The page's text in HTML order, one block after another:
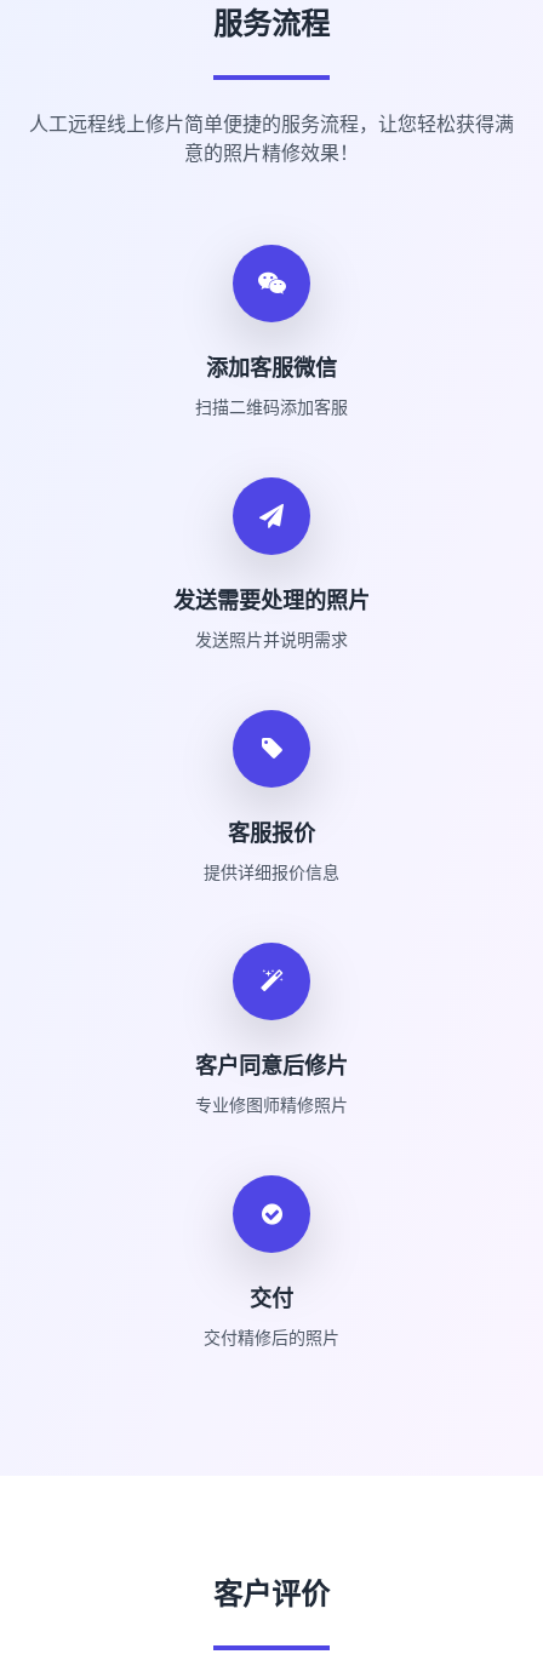
服务流程
人工远程线上修片简单便捷的服务流程，让您轻松获得满
意的照片精修效果！
添加客服微信
扫描二维码添加客服
发送需要处理的照片
发送照片并说明需求
客服报价
提供详细报价信息
客户同意后修片
专业修图师精修照片
交付
交付精修后的照片
客户评价